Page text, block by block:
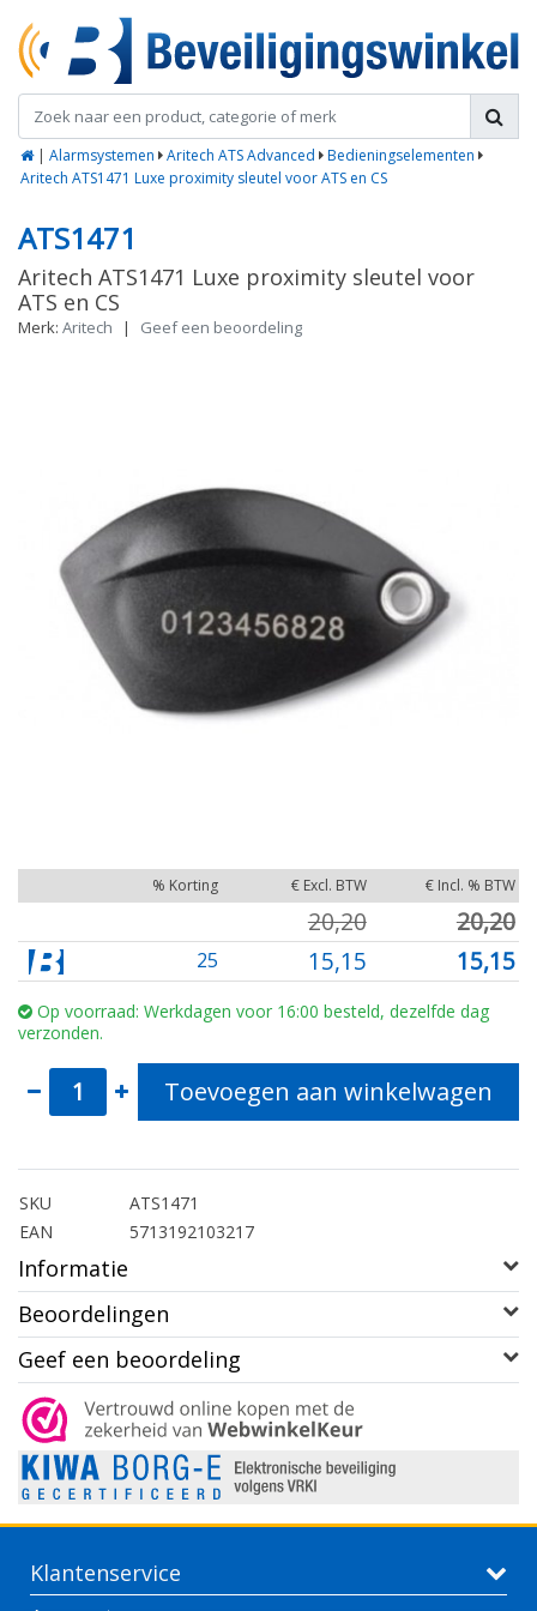
| Alarmsystemen Aritech ATS Advanced
Bedieningselementen
Aritech ATS1471 Luxe proximity sleutel voor ATS en CS
ATS1471
Aritech ATS1471 Luxe proximity sleutel voor
ATS en CS
Merk: Aritech | Geef een beoordeling
% Korting € Excl. BTW € Incl. % BTW
20,20 20,20
25 15,15 15,15
Op voorraad: Werkdagen voor 16:00 besteld, dezelfde dag
verzonden.
Toevoegen aan winkelwagen
SKU
ATS1471
EAN
5713192103217
Informatie
Beoordelingen
Geef een beoordeling
Klantenservice